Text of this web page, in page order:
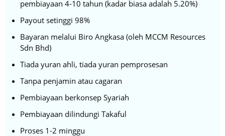
pembiayaan 4-10 tahun (kadar biasa adalah 5.20%)
Payout setinggi 98%
Bayaran melalui Biro Angkasa (oleh MCCM Resources
Sdn Bhd)
Tiada yuran ahli, tiada yuran pemprosesan
Tanpa penjamin atau cagaran
Pembiayaan berkonsep Syariah
Pembiayaan dilindungi Takaful
Proses 1-2 minggu